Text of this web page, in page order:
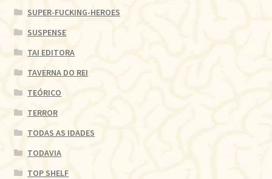
SUPER-FUCKING-HEROES
SUSPENSE
TAI EDITORA
TAVERNA DO REI
TEÓRICO
TERROR
TODAS AS IDADES
TODAVIA
TOP SHELF